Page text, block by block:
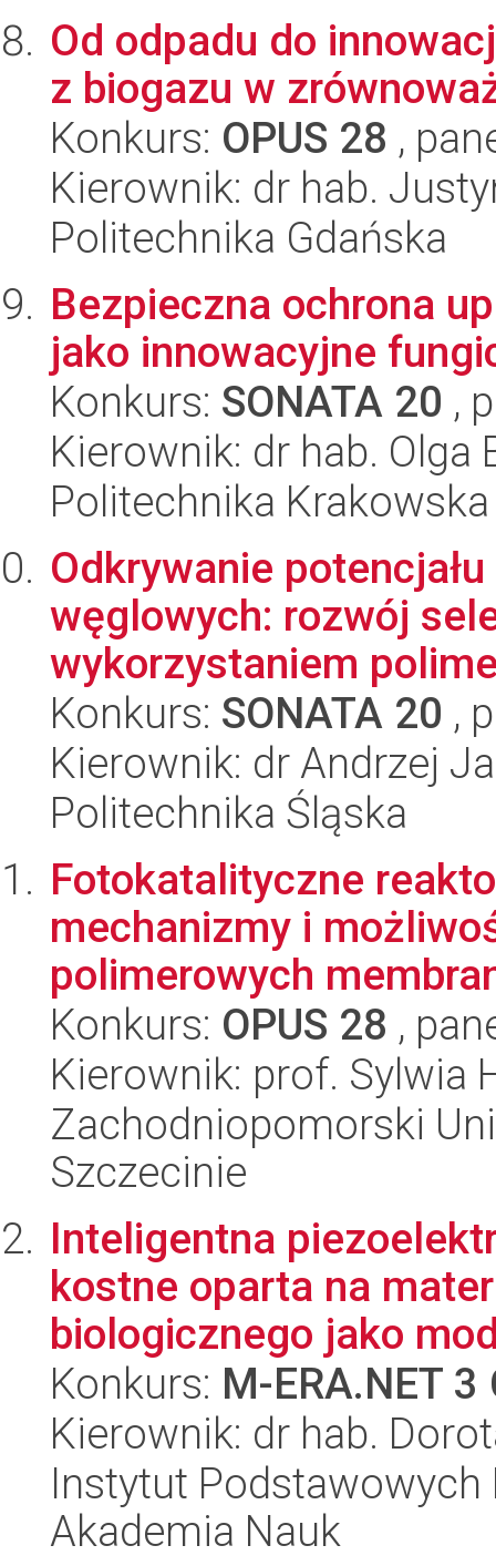
Od odpadu do
z biogazu w
Konkurs: OPUS 28 ,
Kierownik: dr hab.
Politechnika Gdańska
Bezpieczna ochrona
jako innowacyjne
Konkurs: SONATA 20 ,
Kierownik: dr hab. Olga
Politechnika
Odkrywanie
węglowych: rozwój
wykorzystaniem
Konkurs: SONATA 20 ,
Kierownik: dr Andrzej
Politechnika Śląska
Fotokatalityczne
mechanizmy i
polimerowych
Konkurs: OPUS 28 ,
Kierownik: prof. Sylwia
Zachodniopomorski
Szczecinie
Inteligentna
kostne oparta na
biologicznego jako
Konkurs: M-ERA.NET
Kierownik: dr hab.
Instytut
Akademia Nauk